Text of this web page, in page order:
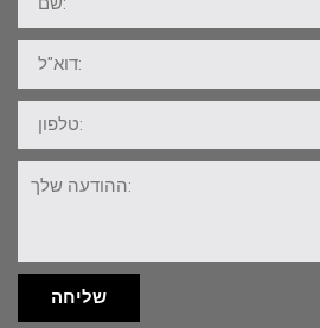
דוא"ל:
טלפון:
ההודעה
שלך:
שליחה